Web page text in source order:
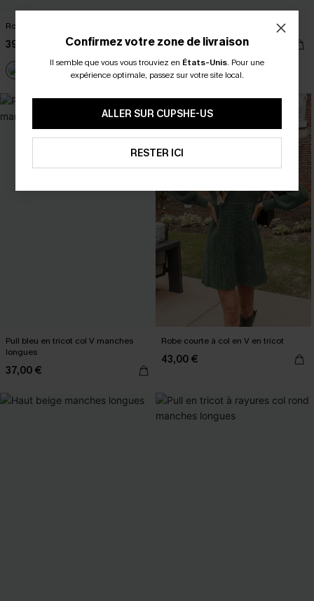
Robe pull courte col V
39,00 € 46,00 €
Poche
Pull bleu en tricot col V manches
longues
37,00 €
Robe courte à col en V en tricot
43,00 €
Confirmez votre zone de livraison
Il semble que vous vous trouviez en États-Unis. Pour une
expérience optimale, passez sur votre site local.
ALLER SUR CUPSHE-US
RESTER ICI